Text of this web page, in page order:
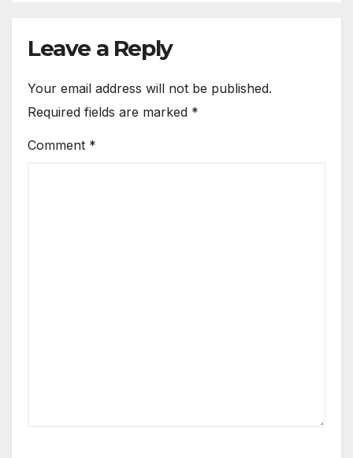
Leave a Reply
Your email address will not be published.
Required fields are marked *
Comment *